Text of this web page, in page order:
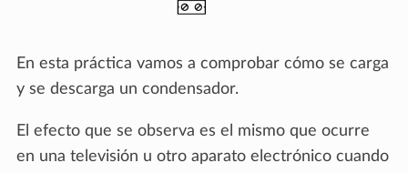
En esta práctica vamos a comprobar cómo se carga
y se descarga un condensador.
El efecto que se observa es el mismo que ocurre
en una televisión u otro aparato electrónico cuando